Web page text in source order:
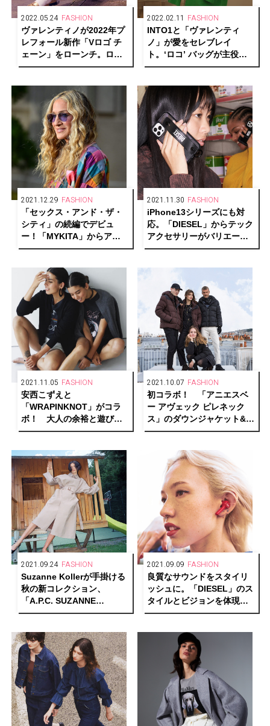
2022.05.24 FASHION
ヴァレンティノが2022年プ
レフォール新作「Vロゴ チ
ェーン」をローンチ。ロー
ファーやパンプス、ショル
2022.02.11 FASHION
INTO1と「ヴァレンティ
ノ」が愛をセレブレイ
ト。‘ロコ’ バッグが主役の
スペシャルキャンペーンを
2021.12.29 FASHION
「セックス・アンド・ザ・
シティ」の続編でデビュ
ー！「MYKITA」からアイ
コニックなアイウェアで構
ョンが登場。
2021.11.30 FASHION
iPhone13シリーズにも対
応。「DIESEL」からテック
アクセサリーがバリエーシ
ョン豊富に登場。
2021.11.05 FASHION
安西こずえと
「WRAPINKNOT」がコラ
ボ！ 大人の余裕と遊び心
を感じるカシミアニットの
ドアローズ原宿店に登場。
2021.10.07 FASHION
初コラボ！ 「アニエスベ
ー アヴェック ピレネック
ス」のダウンジャケット&ベ
ストに注目。
2021.09.24 FASHION
Suzanne Kollerが手掛ける
秋の新コレクション、
「A.P.C. SUZANNE
KOLLER INTERACTION
2021.09.09 FASHION
良質なサウンドをスタイリ
ッシュに。「DIESEL」のス
タイルとビジョンを体現し
たトゥルーワイヤレスイヤ